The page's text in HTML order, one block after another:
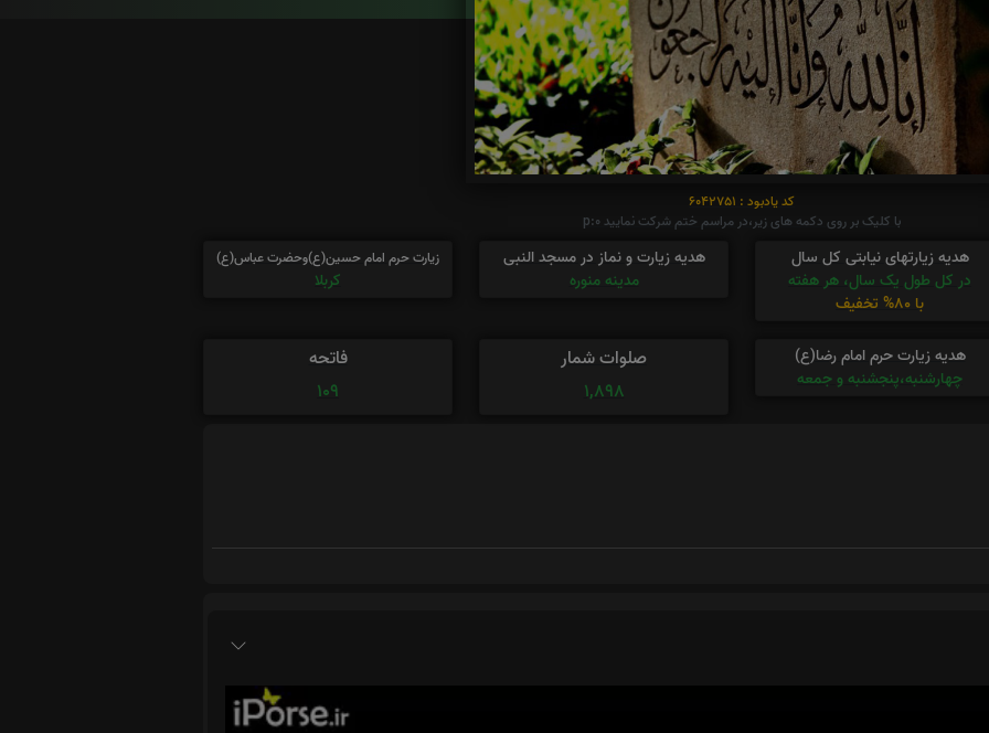
کد یادبود : 6042751
با کلیک بر روی دکمه های زیر،در مراسم ختم شرکت نمایید p:0
هدیه زیارتهای نیابتی کل سال
در کل طول یک سال، هر هفته
با 80% تخفیف
هدیه زیارت و نماز در مسجد النبی
مدینه منوره
زیارت حرم امام حسین(ع)وحضرت عباس(ع)
کربلا
هدیه زیارت حرم امام رضا(ع)
چهارشنبه،پنجشنبه و جمعه
صلوات شمار
1,898
فاتحه
109